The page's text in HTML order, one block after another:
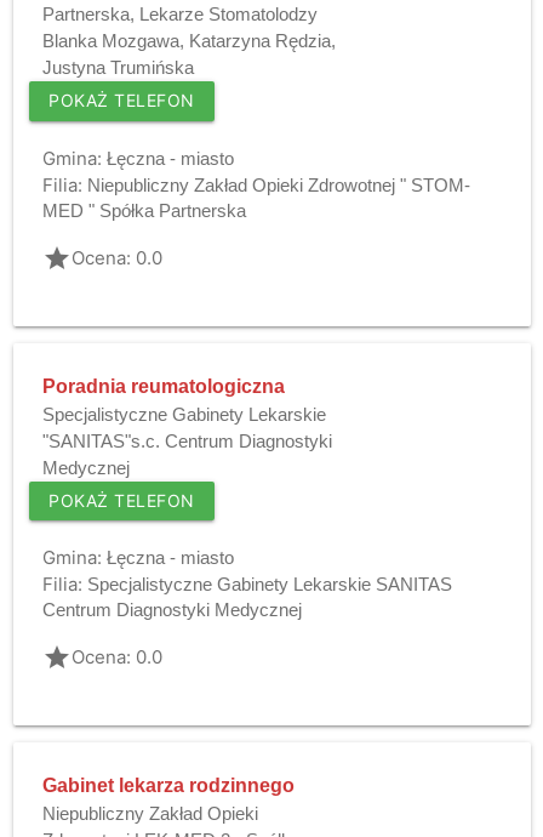
Partnerska, Lekarze Stomatolodzy
Blanka Mozgawa, Katarzyna Rędzia,
Justyna Trumińska
POKAŻ TELEFON
Gmina: Łęczna - miasto
Filia: Niepubliczny Zakład Opieki Zdrowotnej " STOM-
MED " Spółka Partnerska
gradeOcena: 0.0
Poradnia reumatologiczna
Specjalistyczne Gabinety Lekarskie
"SANITAS"s.c. Centrum Diagnostyki
Medycznej
POKAŻ TELEFON
Gmina: Łęczna - miasto
Filia: Specjalistyczne Gabinety Lekarskie SANITAS
Centrum Diagnostyki Medycznej
gradeOcena: 0.0
Gabinet lekarza rodzinnego
Niepubliczny Zakład Opieki